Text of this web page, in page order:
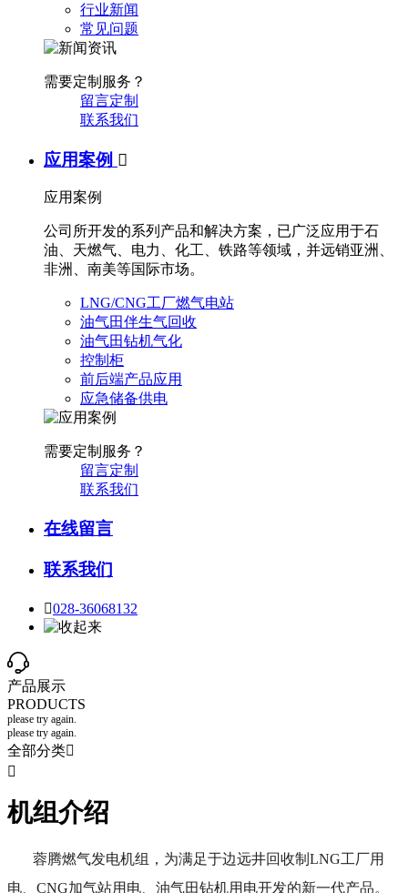
行业新闻
常见问题
需要定制服务？
留言定制
联系我们
应用案例 
应用案例
公司所开发的系列产品和解决方案，已广泛应用于石
油、天燃气、电力、化工、铁路等领域，并远销亚洲、
非洲、南美等国际市场。
LNG/CNG工厂燃气电站
油气田伴生气回收
油气田钻机气化
控制柜
前后端产品应用
应急储备供电
需要定制服务？
留言定制
联系我们
在线留言
联系我们
028-36068132
产品展示
PRODUCTS
please try again.
please try again.
全部分类

机组介绍
蓉腾燃气发电机组，为满足于边远井回收制LNG工厂用
电、CNG加气站用电、油气田钻机用电开发的新一代产品。